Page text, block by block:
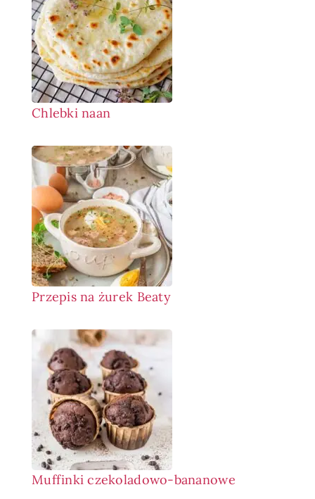
Chlebki naan
Przepis na żurek Beaty
Muffinki czekoladowo-bananowe